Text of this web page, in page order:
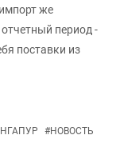
же
период -
поставки из
#НОВОСТЬ